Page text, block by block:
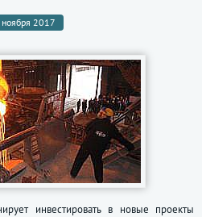
2017
инвестировать в новые проекты